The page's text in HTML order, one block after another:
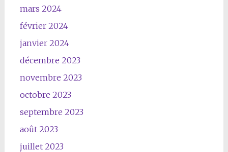
mars 2024
février 2024
janvier 2024
décembre 2023
novembre 2023
octobre 2023
septembre 2023
août 2023
juillet 2023